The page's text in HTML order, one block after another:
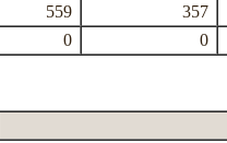
559
357
0 0